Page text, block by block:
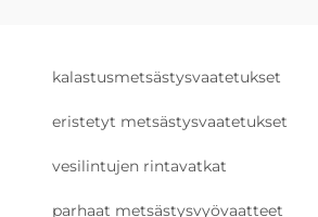
kalastusmetsästysvaatetukset
eristetyt metsästysvaatetukset
vesilintujen rintavatkat
parhaat metsästysvyövaatteet